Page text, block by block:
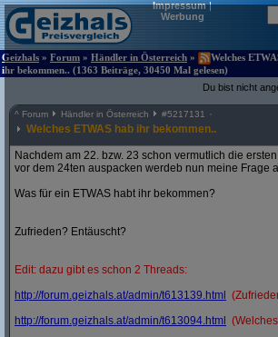
Impressum|
Werbung
Geizhals » Forum » Händler in Österreich »
Welches
ihr bekommen.. (1363 Beiträge, 30450 Mal gelesen)
Du bist nicht
^ Forum Händler in Österreich #5217131
Welches ETWAS hab ihr bekommen..
Nachdem am 22. bzw. 23 schon vermutlich die
vor dem 24ten auspacken werdeb nun meine Frage
Was für ein ETWAS habt ihr bekommen?
Zufrieden? Entäuscht?
Edit: dazu gibt es schon 2 Threads:
http://forum.geizhals.at/admin/t613139.html
http://forum.geizhals.at/admin/t613094.html